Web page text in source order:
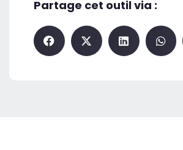
Partage cet outil via :